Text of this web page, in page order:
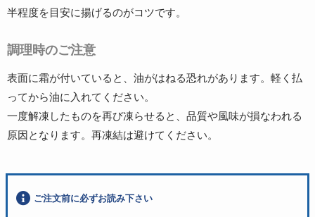
半程度を目安に揚げるのがコツです。
調理時のご注意
表面に霜が付いていると、油がはねる恐れがあります。軽く払
ってから油に入れてください。
一度解凍したものを再び凍らせると、品質や風味が損なわれる
原因となります。再凍結は避けてください。
ご注文前に必ずお読み下さい